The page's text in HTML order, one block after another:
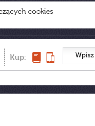
cookies
Kup: